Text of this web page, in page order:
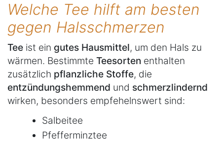
Welche Tee hilft am besten
gegen Halsschmerzen
Tee ist ein gutes Hausmittel, um den Hals zu
wärmen. Bestimmte Teesorten enthalten
zusätzlich pflanzliche Stoffe, die
entzündungshemmend und schmerzlindernd
wirken, besonders empfehelnswert sind:
Salbeitee
Pfefferminztee